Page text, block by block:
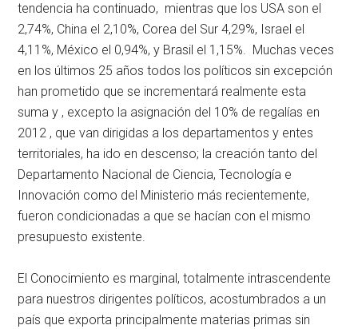
tendencia ha continuado, mientras que los USA son el
2,74%, China el 2,10%, Corea del Sur 4,29%, Israel el
4,11%, México el 0,94%, y Brasil el 1,15%. Muchas veces
en los últimos 25 años todos los políticos sin excepción
han prometido que se incrementará realmente esta
suma y , excepto la asignación del 10% de regalías en
2012 , que van dirigidas a los departamentos y entes
territoriales, ha ido en descenso; la creación tanto del
Departamento Nacional de Ciencia, Tecnología e
Innovación como del Ministerio más recientemente,
fueron condicionadas a que se hacían con el mismo
presupuesto existente.
El Conocimiento es marginal, totalmente intrascendente
para nuestros dirigentes políticos, acostumbrados a un
país que exporta principalmente materias primas sin